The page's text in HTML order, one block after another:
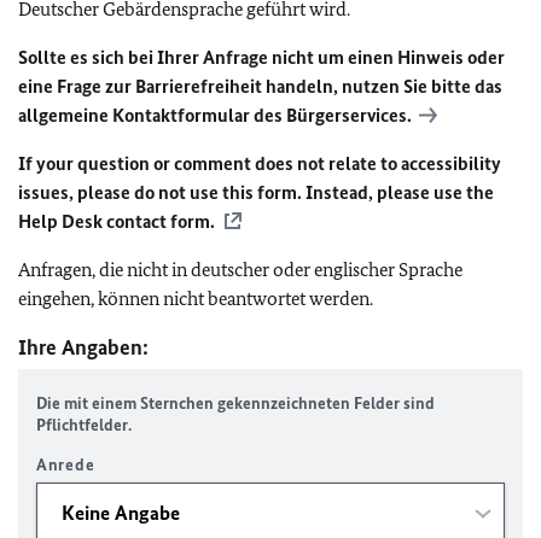
Deutscher Gebärdensprache geführt wird.
Sollte es sich bei Ihrer Anfrage nicht um einen Hinweis oder
eine Frage zur Barrierefreiheit handeln, nutzen Sie bitte das
allgemeine Kontaktformular des Bürgerservices.
If your question or comment does not relate to accessibility
issues, please do not use this form. Instead, please use the
Help Desk contact form.
Anfragen, die nicht in deutscher oder englischer Sprache
eingehen, können nicht beantwortet werden.
Ihre Angaben:
Die mit einem Sternchen gekennzeichneten Felder sind
Pflichtfelder.
Anrede